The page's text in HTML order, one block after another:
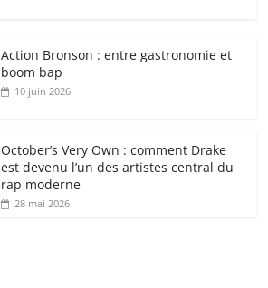
Action Bronson : entre gastronomie et
boom bap
10 juin 2026
October’s Very Own : comment Drake
est devenu l’un des artistes central du
rap moderne
28 mai 2026